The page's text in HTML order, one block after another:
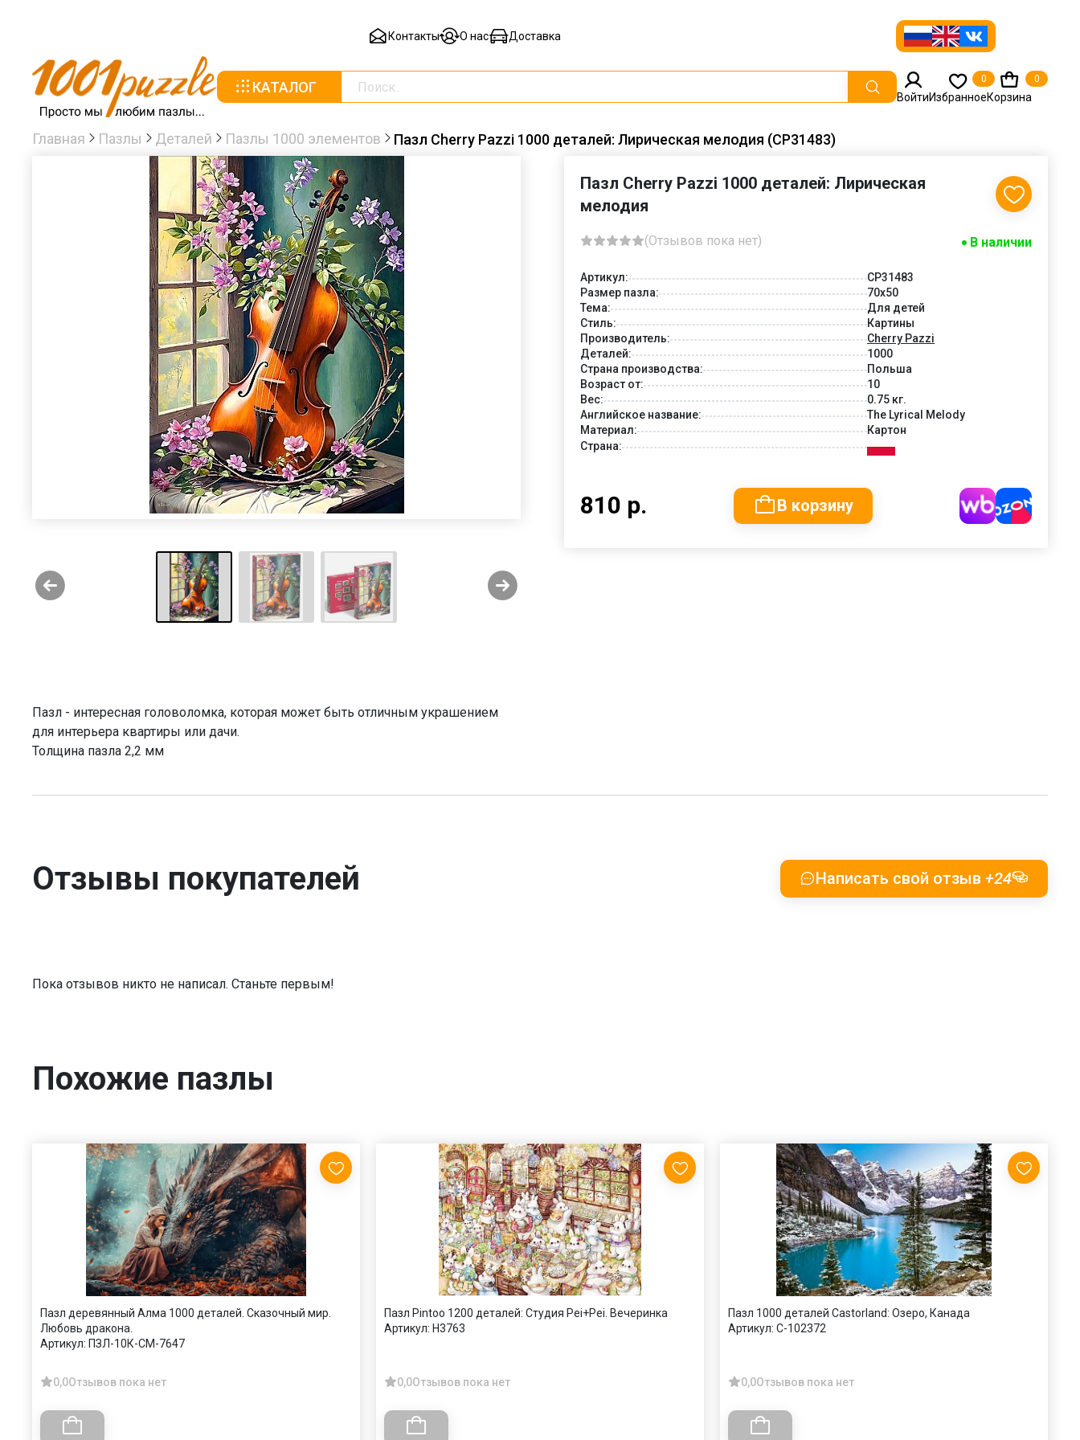
Контакты О нас Доставка
КАТАЛОГ
ВойтиИзбранное
0
Корзина
0
Главная Пазлы Деталей Пазлы 1000 элементов Пазл Cherry Pazzi 1000 деталей: Лирическая мелодия (CP31483)
Пазл - интересная головоломка, которая может быть отличным украшением
для интерьера квартиры или дачи.
Толщина пазла 2,2 мм
Пазл Cherry Pazzi 1000 деталей: Лирическая
мелодия
(Отзывов пока нет) В наличии
Артикул:
CP31483
Размер пазла:
70x50
Тема:
Для детей
Стиль:
Картины
Производитель:
Cherry Pazzi
Деталей:
1000
Страна производства:
Польша
Возраст от:
10
Вес:
0.75 кг.
Английское название:
The Lyrical Melody
Материал:
Картон
Страна:
810 р. В корзину
Отзывы покупателей Написать свой отзыв +24
Пока отзывов никто не написал. Станьте первым!
Похожие пазлы
Пазл деревянный Алма 1000 деталей. Сказочный мир.
Любовь дракона.
Артикул: ПЗЛ-10К-СМ-7647
0,0Отзывов пока нет
Пазл Pintoo 1200 деталей: Студия Pei+Pei. Вечеринка
Артикул: H3763
0,0Отзывов пока нет
Пазл 1000 деталей Castorland: Озеро, Канада
Артикул: C-102372
0,0Отзывов пока нет